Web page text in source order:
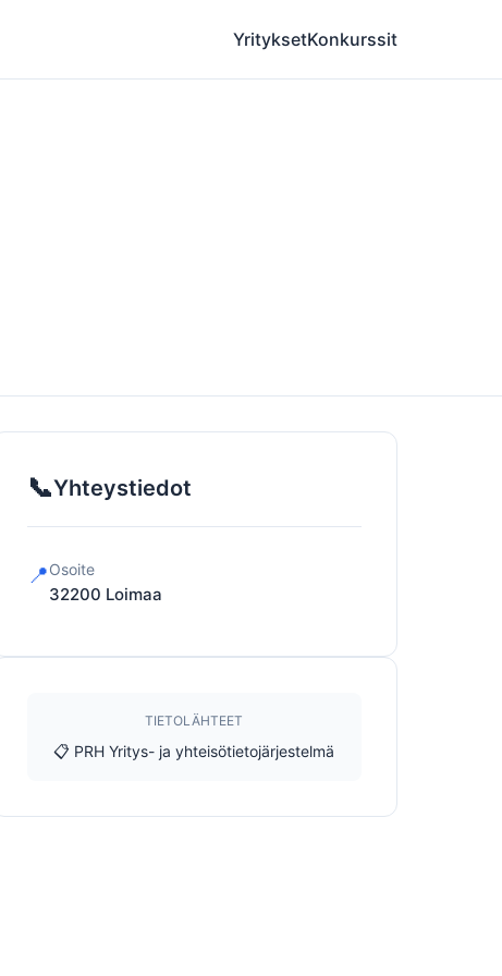
YrityksetKonkurssit
📞Yhteystiedot
📍Osoite
32200 Loimaa
TIETOLÄHTEET
📋 PRH Yritys- ja yhteisötietojärjestelmä